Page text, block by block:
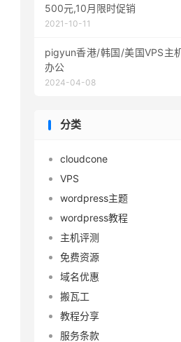
500元,10月限时促销
2021-10-11
pigyun香港/韩国/美国VPS主
办公
2024-04-08
分类
cloudcone
VPS
wordpress主题
wordpress教程
主机评测
免费资源
域名优惠
搬瓦工
教程分享
服务条款